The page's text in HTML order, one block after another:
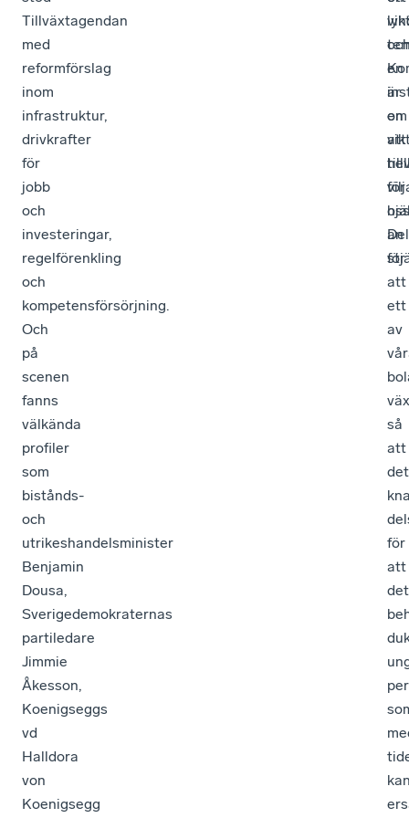
Tillväxtagendan
med
reformförslag
inom
infrastruktur,
drivkrafter
för
jobb
och
investeringar,
regelförenkling
och
kompetensförsörjning.
Och
på
scenen
fanns
välkända
profiler
som
bistånds-
och
utrikeshandelsminister
Benjamin
Dousa,
Sverigedemokraternas
partiledare
Jimmie
Åkesson,
Koenigseggs
vd
Halldora
von
Koenigsegg
en
om
att
än
är
en
för
för
att
ett
av
så
att
det
för
att
det